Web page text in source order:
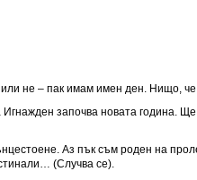
не – пак имам имен ден. Нищо,
Игнажден започва новата година.
Аз пък съм роден на
(Случва се).